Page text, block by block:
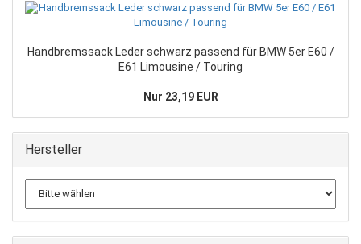
Handbremssack Leder schwarz passend für BMW 5er E60 /
E61 Limousine / Touring
Nur 23,19 EUR
Hersteller